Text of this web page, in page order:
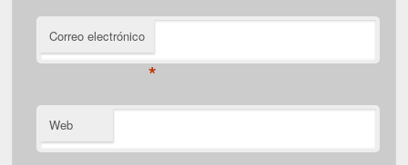
Correo electrónico
*
Web